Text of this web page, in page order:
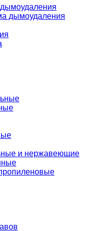
дымоудаления
и нержавеющие